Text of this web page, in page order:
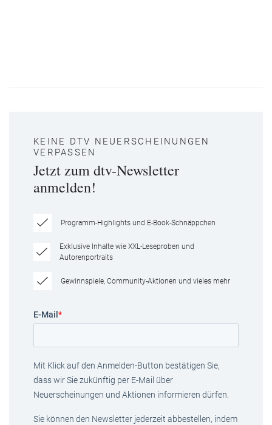
KEINE DTV NEUERSCHEINUNGEN
VERPASSEN
Jetzt zum dtv-Newsletter
anmelden!
Programm-Highlights und E-Book-Schnäppchen
Exklusive Inhalte wie XXL-Leseproben und
Autorenportraits
Gewinnspiele, Community-Aktionen und vieles mehr
E-Mail *
Mit Klick auf den Anmelden-Button bestätigen Sie,
dass wir Sie zukünftig per E-Mail über
Neuerscheinungen und Aktionen informieren dürfen.
Sie können den Newsletter jederzeit abbestellen, indem